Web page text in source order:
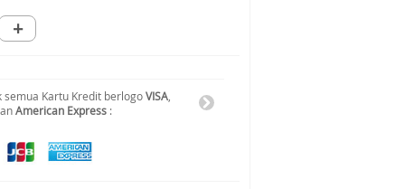
+
Kartu Kredit berlogoVISA
American Express :